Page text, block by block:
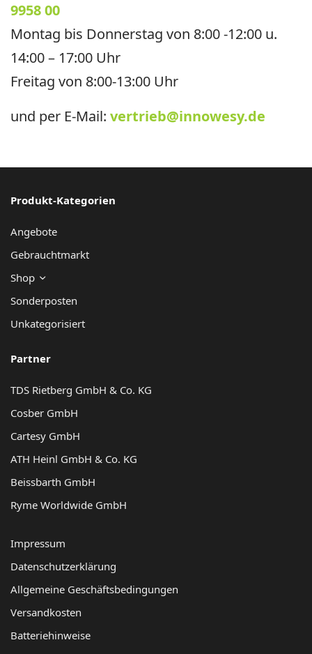
lt
e
r
n
ti
e
9958 00
Montag bis Donnerstag von 8:00 -12:00 u.
14:00 – 17:00 Uhr
Freitag von 8:00-13:00 Uhr
und per E-Mail:vertrieb@innowesy.de
Produkt-Kategorien
Angebote
Gebrauchtmarkt
Shop
Sonderposten
Unkategorisiert
Partner
TDS Rietberg GmbH & Co. KG
Cosber GmbH
Cartesy GmbH
ATH Heinl GmbH & Co. KG
Beissbarth GmbH
Ryme Worldwide GmbH
Impressum
Datenschutzerklärung
Allgemeine Geschäftsbedingungen
Versandkosten
Batteriehinweise